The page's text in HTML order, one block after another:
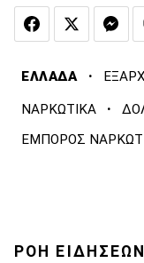
ΕΛΛΑΔΑ ·
ΝΑΡΚΩΤΙΚΑ ·
ΕΜΠΟΡΟΣ
ΡΟΗ ΕΙΔΗΣΕΩΝ